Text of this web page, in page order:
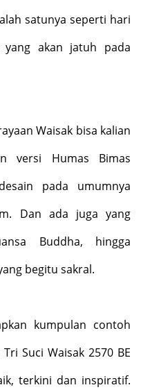
satunya seperti hari
yang akan jatuh pada
Waisak bisa kalian
versi Humas Bimas
pada umumnya
Dan ada juga yang
Buddha, hingga
begitu sakral.
kumpulan contoh
Suci Waisak 2570 BE
terkini dan inspiratif.